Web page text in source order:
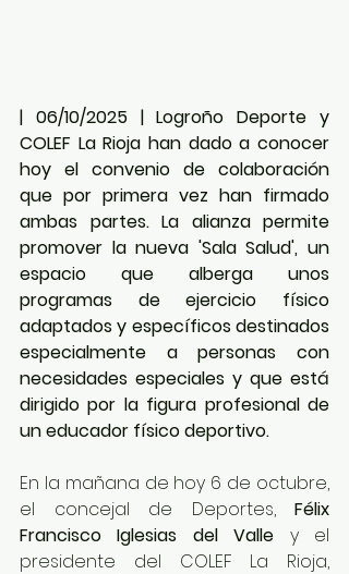
| 06/10/2025 | Logroño Deporte y
COLEF La Rioja han dado a conocer
hoy el convenio de colaboración
que por primera vez han firmado
ambas partes. La alianza permite
promover la nueva 'Sala Salud', un
espacio que alberga unos
programas de ejercicio físico
adaptados y específicos destinados
especialmente a personas con
necesidades especiales y que está
dirigido por la figura profesional de
un educador físico deportivo.
En la mañana de hoy 6 de octubre,
el concejal de Deportes, Félix
Francisco Iglesias del Valle y el